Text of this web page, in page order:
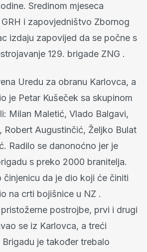
Sredinom mjeseca
i zapovjedništvo Zbornog
izdaju zapovijed da se počne s
129. brigade ZNG .
Uredu za obranu Karlovca, a
je Petar Kušeček sa skupinom
Milan Maletić, Vlado Balgavi,
Robert Augustinčić, Željko Bulat
Radilo se danonoćno jer je
s preko 2000 branitelja.
činjenicu da je dio koji će činiti
na crti bojišnice u NZ .
postrojbe, prvi i drugi
se iz Karlovca, a treći
je također trebalo